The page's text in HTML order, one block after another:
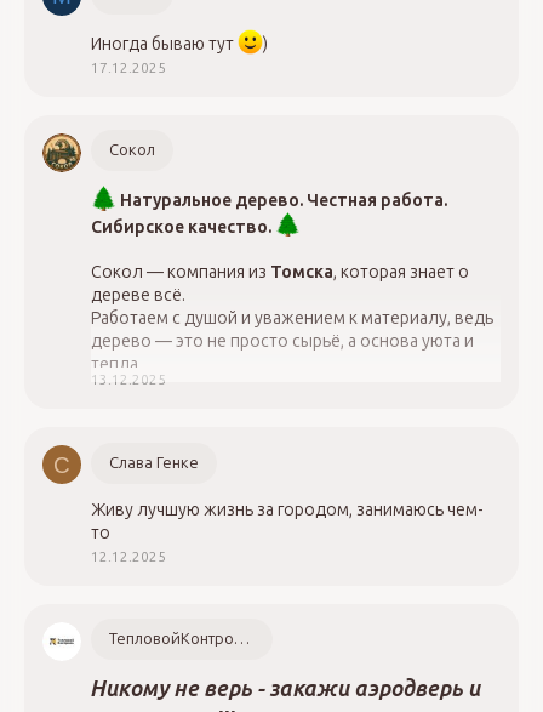
Обращайтесь, 8-923-775-07-97
Иногда бываю тут )
17.12.2025
Сокол
Натуральное дерево. Честная работа.
Сибирское качество.
Сокол — компания из Томска, которая знает о
дереве всё.
Работаем с душой и уважением к материалу, ведь
дерево — это не просто сырьё, а основа уюта и
тепла.
13.12.2025
С Слава Генке
Живу лучшую жизнь за городом, занимаюсь чем-
то
12.12.2025
ТепловойКонтроль.РФ
Никому не верь - закажи аэродверь и